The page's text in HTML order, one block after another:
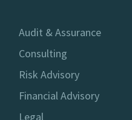
Audit & Assurance
Consulting
Risk Advisory
Financial Advisory
Legal